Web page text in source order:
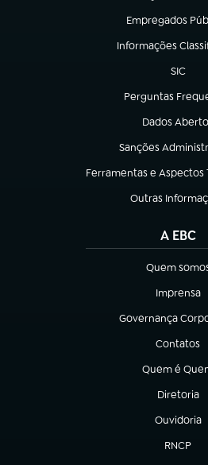
Empregados
(abre em nova
Informações
(abre em nova aba)
SIC
(abre
Perguntas
(abre em nova
Dados
(abre em nova
Sanções
(abre em nova
Ferramentas e Aspectos
(abre em nova aba)
Outras
(abre em nova
A EBC
Quem
(abre em
Imprensa
(abre em
Governança
(abre em nova
Contatos
(abre em
Quem é
(abre em nova
Diretoria
(abre em
Ouvidoria
(abre em
RNCP
(abre em